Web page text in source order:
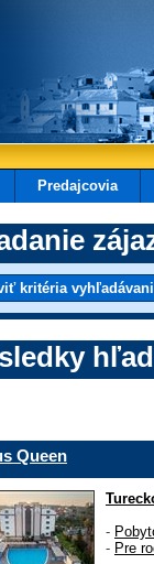
Predajcovia
Queen
-
- Pre